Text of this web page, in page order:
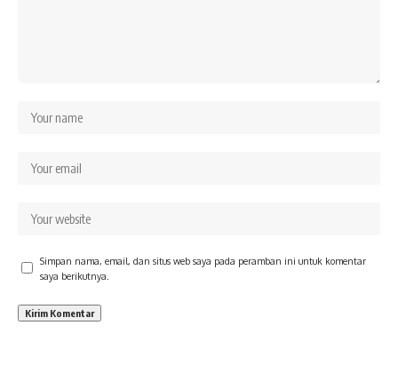
Simpan nama, email, dan situs web saya pada peramban ini untuk komentar
saya berikutnya.